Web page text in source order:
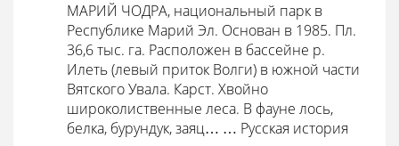
МАРИЙ ЧОДРА, национальный парк в
Республике Марий Эл. Основан в 1985. Пл.
36,6 тыс. га. Расположен в бассейне р.
Илеть (левый приток Волги) в южной части
Вятского Увала. Карст. Хвойно
широколиственные леса. В фауне лось,
белка, бурундук, заяц… … Русская история